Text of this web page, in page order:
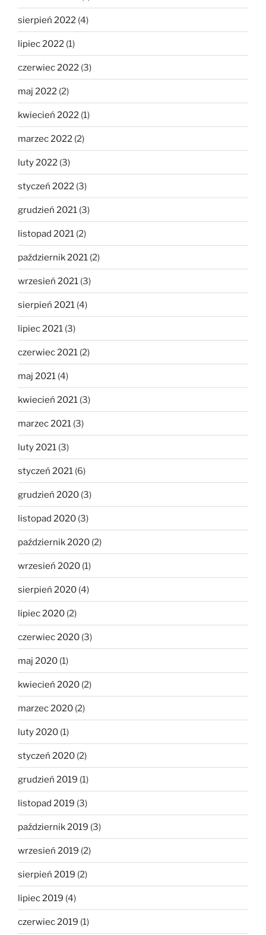
sierpień 2022 (4)
lipiec 2022 (1)
czerwiec 2022 (3)
maj 2022 (2)
kwiecień 2022 (1)
marzec 2022 (2)
luty 2022 (3)
styczeń 2022 (3)
grudzień 2021 (3)
listopad 2021 (2)
październik 2021 (2)
wrzesień 2021 (3)
sierpień 2021 (4)
lipiec 2021 (3)
czerwiec 2021 (2)
maj 2021 (4)
kwiecień 2021 (3)
marzec 2021 (3)
luty 2021 (3)
styczeń 2021 (6)
grudzień 2020 (3)
listopad 2020 (3)
październik 2020 (2)
wrzesień 2020 (1)
sierpień 2020 (4)
lipiec 2020 (2)
czerwiec 2020 (3)
maj 2020 (1)
kwiecień 2020 (2)
marzec 2020 (2)
luty 2020 (1)
styczeń 2020 (2)
grudzień 2019 (1)
listopad 2019 (3)
październik 2019 (3)
wrzesień 2019 (2)
sierpień 2019 (2)
lipiec 2019 (4)
czerwiec 2019 (1)